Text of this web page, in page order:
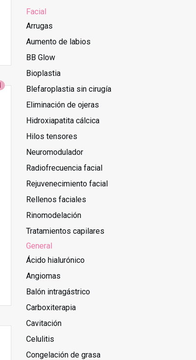
Facial
Arrugas
Aumento de labios
BB Glow
Bioplastia
Blefaroplastia sin cirugía
Eliminación de ojeras
Hidroxiapatita cálcica
Hilos tensores
Neuromodulador
Radiofrecuencia facial
Rejuvenecimiento facial
Rellenos faciales
Rinomodelación
Tratamientos capilares
General
Ácido hialurónico
Angiomas
Balón intragástrico
Carboxiterapia
Cavitación
Celulitis
Congelación de grasa